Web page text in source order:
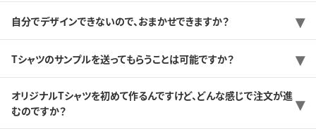
自分でデザインできないので、おまかせできますか？
Tシャツのサンプルを送ってもらうことは可能ですか？
オリジナルTシャツを初めて作るんですけど、どんな感じで注文が進
むのですか？